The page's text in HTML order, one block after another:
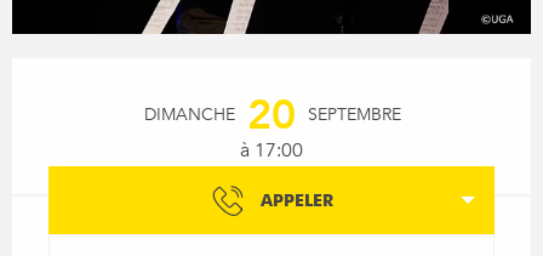
DIMANCHE 20 SEPTEMBRE
à 17:00
APPELER